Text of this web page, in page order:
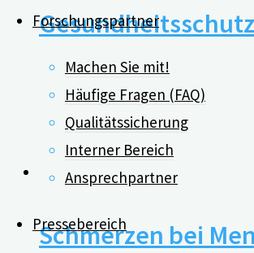
Forschungspartner
Machen Sie mit!
Häufige Fragen (FAQ)
Qualitätssicherung
Interner Bereich
Ansprechpartner
Pressebereich
Positive Psychologie
26.01.2023
Schmerzen bei